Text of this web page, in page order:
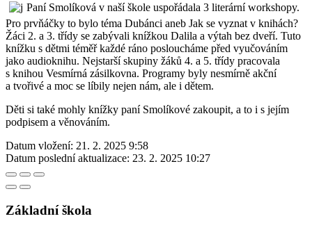
Paní Smolíková v naší škole uspořádala 3 literární workshopy.
Pro prvňáčky to bylo téma Dubánci aneb Jak se vyznat v knihách?
Žáci 2. a 3. třídy se zabývali knížkou Dalila a výtah bez dveří. Tuto
knížku s dětmi téměř každé ráno posloucháme před vyučováním
jako audioknihu. Nejstarší skupiny žáků 4. a 5. třídy pracovala
s knihou Vesmírná zásilkovna. Programy byly nesmírně akční
a tvořivé a moc se líbily nejen nám, ale i dětem.
Děti si také mohly knížky paní Smolíkové zakoupit, a to i s jejím
podpisem a věnováním.
Datum vložení: 21. 2. 2025 9:58
Datum poslední aktualizace: 23. 2. 2025 10:27
Základní škola